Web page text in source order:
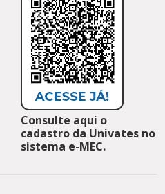
Consulte aqui o
cadastro da Univates no
sistema e-MEC.